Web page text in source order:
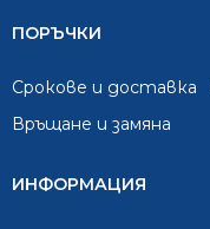
ПОРЪЧКИ
Срокове и доставка
Връщане и замяна
ИНФОРМАЦИЯ